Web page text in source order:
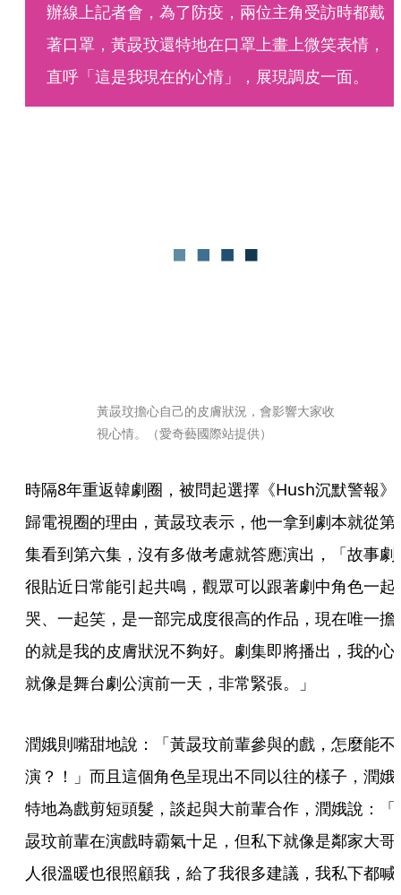
辦線上記者會，為了防疫，兩位主角受訪時都戴
著口罩，黃晸玟還特地在口罩上畫上微笑表情，
直呼「這是我現在的心情」，展現調皮一面。
黃晸玟擔心自己的皮膚狀況，會影響大家收
視心情。（愛奇藝國際站提供）
時隔8年重返韓劇圈，被問起選擇《Hush沉默警報》
歸電視圈的理由，黃晸玟表示，他一拿到劇本就從第
集看到第六集，沒有多做考慮就答應演出，「故事劇
很貼近日常能引起共鳴，觀眾可以跟著劇中角色一起
哭、一起笑，是一部完成度很高的作品，現在唯一擔
的就是我的皮膚狀況不夠好。劇集即將播出，我的心
就像是舞台劇公演前一天，非常緊張。」
潤娥則嘴甜地說：「黃晸玟前輩參與的戲，怎麼能不
演？！」而且這個角色呈現出不同以往的樣子，潤娥
特地為戲剪短頭髮，談起與大前輩合作，潤娥說：「
晸玟前輩在演戲時霸氣十足，但私下就像是鄰家大哥
人很溫暖也很照顧我，給了我很多建議，我私下都喊